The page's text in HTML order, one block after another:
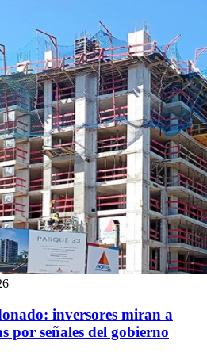
inversores miran a
por señales del gobierno